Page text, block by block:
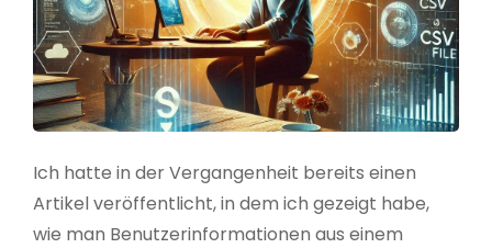
Ich hatte in der Vergangenheit bereits einen
Artikel veröffentlicht, in dem ich gezeigt habe,
wie man Benutzerinformationen aus einem